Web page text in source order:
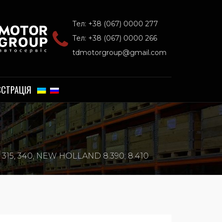
Тел: +38 (067) 0000 277
Тел: +38 (067) 0000 266
tdmotorgroup@gmail.com
340, NEW HOLLAND 8.390; 8.410